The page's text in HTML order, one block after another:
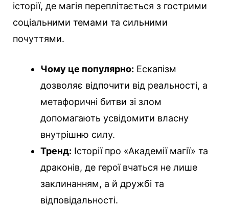
історії, де магія переплітається з гострими
соціальними темами та сильними
почуттями.
Чому це популярно: Ескапізм
дозволяє відпочити від реальності, а
метафоричні битви зі злом
допомагають усвідомити власну
внутрішню силу.
Тренд: Історії про «Академії магії» та
драконів, де герої вчаться не лише
заклинанням, а й дружбі та
відповідальності.